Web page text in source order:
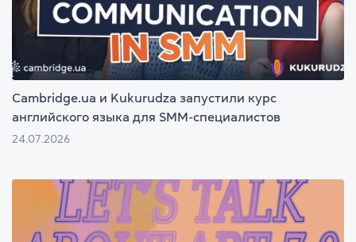
Cambridge.ua и Kukurudza запустили курс
английского языка для SMM-специалистов
24.07.2026